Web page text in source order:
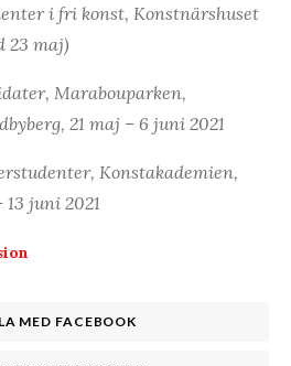
i fri konst, Konstnärshuset
23 maj)
Marabouparken,
21 maj – 6 juni 2021
Konstakademien,
13 juni 2021
MED FACEBOOK